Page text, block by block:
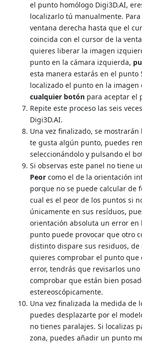
el punto homólogo Digi3D.AI,
localizarlo tú manualmente.
ventana derecha hasta que el
coincida con el cursor de la
quieres liberar la imagen
punto en la cámara izquierda,
esta manera estarás en el punto
localizado el punto en la imagen
cualquier botónpara aceptar el
Repite este proceso las seis
Digi3D.AI.
Una vez finalizado, se mostrarán
te gusta algún punto, puedes
seleccionándolo y pulsando el
Si observas este panel no tiene
Peorcomo el de la orientación
porque no se puede calcular de
cual es el peor de los puntos si
únicamente en sus resíduos,
orientación absoluta un error en
punto puede provocar que otro
distinto dispare sus residuos, de
quieres comprobar el punto que
error, tendrás que revisarlos
comprobar que están bien
estereoscópicamente.
Una vez finalizada la medida de
puedes desplazarte por el
no tienes paralajes. Si localizas
zona, puedes añadir un punto